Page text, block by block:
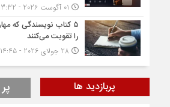
۵ کتاب نویسندگی که
را تقویت می‌کنند
پربازدید ها